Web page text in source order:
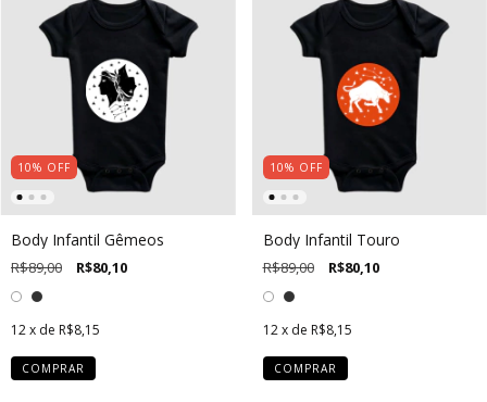
10% OFF
Body Infantil Gêmeos
R$89,00 R$80,10
12x de R$8,15
COMPRAR
10% OFF
Body Infantil Touro
R$89,00 R$80,10
12 x de R$8,15
COMPRAR